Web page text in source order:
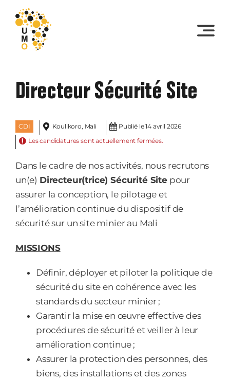
content
Directeur Sécurité Site
CDI Koulikoro, Mali
Publié le 14 avril 2026
Les candidatures sont actuellement fermées.
Dans le cadre de nos activités, nous recrutons
un(e) Directeur(trice) Sécurité Sitepour
assurer la conception, le pilotage et
l’amélioration continue du dispositif de
sécurité sur un site minier au Mali
MISSIONS
Définir, déployer et piloter la politique de
sécurité du site en cohérence avec les
standards du secteur minier ;
Garantir la mise en œuvre effective des
procédures de sécurité et veiller à leur
amélioration continue ;
Assurer la protection des personnes, des
biens, des installations et des zones